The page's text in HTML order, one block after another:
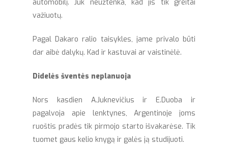
automobilį. Juk neužtenka, kad jis tik greitai
važiuotų.
Pagal Dakaro ralio taisykles, jame privalo būti
dar aibė dalykų. Kad ir kastuvai ar vaistinėlė.
Didelės šventės neplanuoja
Nors kasdien A.Juknevičius ir E.Duoba ir
pagalvoja apie lenktynes, Argentinoje joms
ruoštis pradės tik pirmojo starto išvakarėse. Tik
tuomet gaus kelio knygą ir galės ją studijuoti.